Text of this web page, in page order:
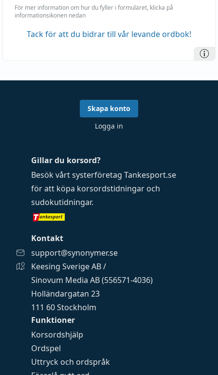
För mer information om hur du fyller i formuläret, klicka på
informationsikonen nedan
Tack för att du bidrar till vår levande ordbok!
Funktioner
Korsordshjälp
Ordspel
Uttryck och ordspråk
Gillar du korsord?
Besök vårt systerföretag Tankesport.se
för att köpa korsordstidningar och
sudokutidningar.
Kontakt
support@synonymer.se
Keesing Sverige AB /
Sinovum Media AB (556571-4036)
Holländargatan 23
111 60 Stockholm
Skapa konto
Logga in